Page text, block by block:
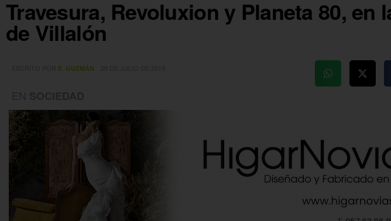
Travesura, Revoluxion y Planeta 80, en
de Villalón
E. GUZMÁN